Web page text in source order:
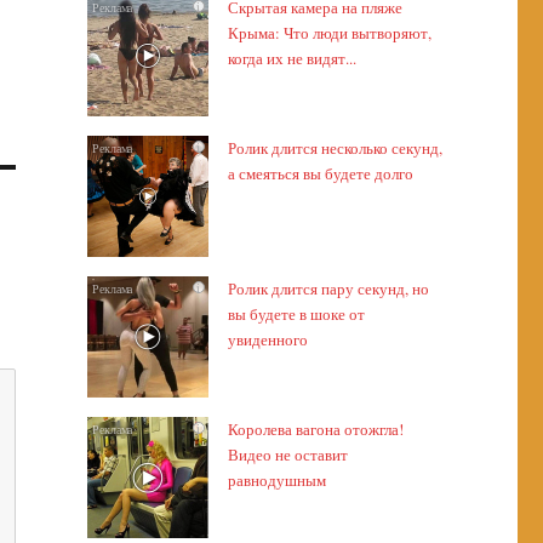
i
Скрытая камера на пляже
Крыма: Что люди вытворяют,
когда их не видят...
i
Ролик длится несколько секунд,
а смеяться вы будете долго
i
Ролик длится пару секунд, но
вы будете в шоке от
увиденного
i
Королева вагона отожгла!
Видео не оставит
равнодушным